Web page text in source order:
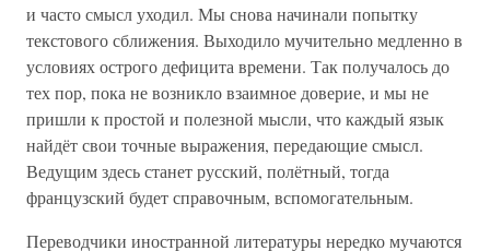
и часто смысл уходил. Мы снова начинали попытку
текстового сближения. Выходило мучительно медленно в
условиях острого дефицита времени. Так получалось до
тех пор, пока не возникло взаимное доверие, и мы не
пришли к простой и полезной мысли, что каждый язык
найдёт свои точные выражения, передающие смысл.
Ведущим здесь станет русский, полётный, тогда
французский будет справочным, вспомогательным.
Переводчики иностранной литературы нередко мучаются